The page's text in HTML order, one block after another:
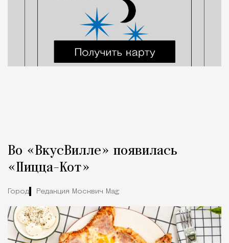
Во «ВкусВилле» появилась
«Пицца-Кот»
Город Редакция Москвич Mag